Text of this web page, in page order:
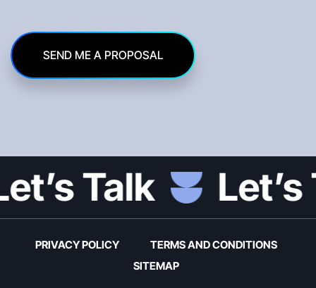
SEND ME A PROPOSAL
Talk Let’s
PRIVACY POLICY
TERMS AND CONDITIONS
SITEMAP